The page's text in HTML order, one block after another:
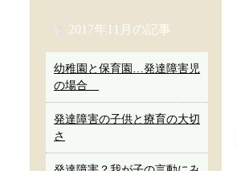
2017年11月の記事
幼稚園と保育園…発達障害児
の場合
発達障害の子供と療育の大切
さ